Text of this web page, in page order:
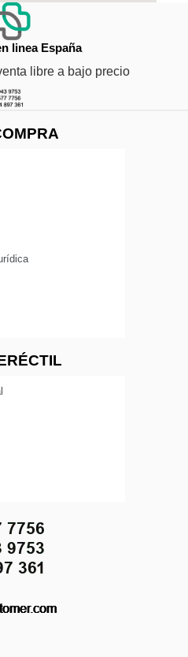
linea España
libre a bajo precio